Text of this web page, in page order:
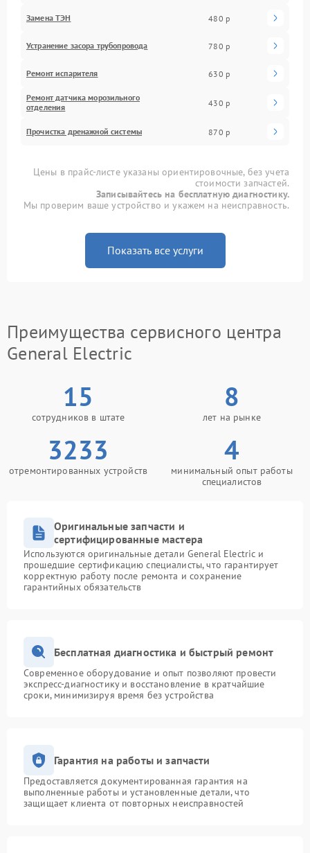
Замена ТЭН 480 р
Устранение засора трубопровода 780 р
Ремонт испарителя 630 р
Ремонт датчика морозильного
отделения
430 р
Прочистка дренажной системы 870 р
Цены в прайс-листе указаны ориентировочные, без учета
стоимости запчастей.
Записывайтесь на бесплатную диагностику.
Мы проверим ваше устройство и укажем на неисправность.
Показать все услуги
Преимущества сервисного центра
General Electric
15
сотрудников в штате
8
лет на рынке
3233
отремонтированных устройств
4
минимальный опыт работы
специалистов
Оригинальные запчасти и
сертифицированные мастера
Используются оригинальные детали General Electric и
прошедшие сертификацию специалисты, что гарантирует
корректную работу после ремонта и сохранение
гарантийных обязательств
Бесплатная диагностика и быстрый ремонт
Современное оборудование и опыт позволяют провести
экспресс-диагностику и восстановление в кратчайшие
сроки, минимизируя время без устройства
Гарантия на работы и запчасти
Предоставляется документированная гарантия на
выполненные работы и установленные детали, что
защищает клиента от повторных неисправностей